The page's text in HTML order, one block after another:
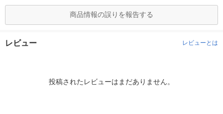
商品情報の誤りを報告する
レビュー レビューとは
投稿されたレビューはまだありません。